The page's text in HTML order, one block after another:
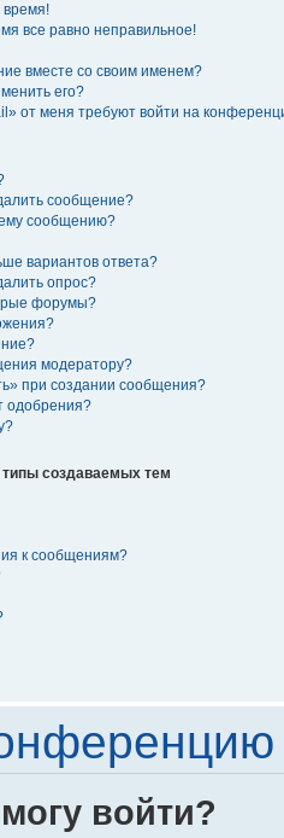
время!
все равно неправильное!
вместе со своим именем?
его?
от меня требуют войти на
сообщение?
сообщению?
вариантов ответа?
опрос?
форумы?
модератору?
при создании сообщения?
одобрения?
создаваемых тем
к сообщениям?
войти?